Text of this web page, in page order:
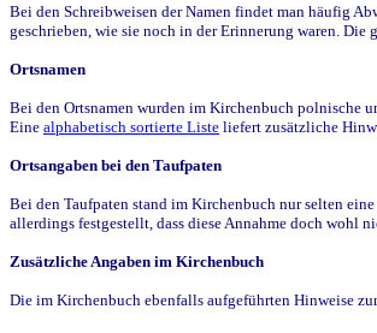
Bei den Schreibweisen der Namen findet man häufig
geschrieben, wie sie noch in der Erinnerung waren.
Ortsnamen
Bei den Ortsnamen wurden im Kirchenbuch polnische
Eine alphabetisch sortierte Liste liefert zusätzliche
Ortsangaben bei den Taufpaten
Bei den Taufpaten stand im Kirchenbuch nur selten
allerdings festgestellt, dass diese Annahme doch wohl
Zusätzliche Angaben im Kirchenbuch
Die im Kirchenbuch ebenfalls aufgeführten Hinweise